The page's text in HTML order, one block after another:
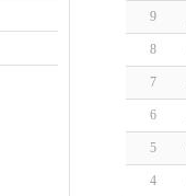
9
8
7
6
5
4